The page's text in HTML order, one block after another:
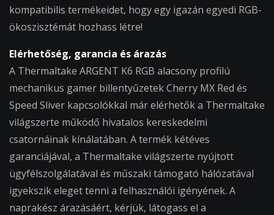
kompatibilis termékeidet, hogy egy igazán egyedi RGB-
ökoszisztémát hozhass létre!
Elérhetőség, garancia és árazás
A Thermaltake ARGENT K6 RGB alacsony profilú
mechanikus gamer billentyűzetek Cherry MX Red és
Speed Sliver kapcsolókkal már elérhetők a Thermaltake
világszerte működő hivatalos kereskedelmi
csatornáinak kínálatában. A termék kétéves
garanciájával, a Thermaltake világszerte nyújtott
ügyfélszolgálatával és műszaki támogató hálózatával
igyekszik eleget tenni a felhasználói igényének. A
naprakész árazásáért, kérjük, látogass el a